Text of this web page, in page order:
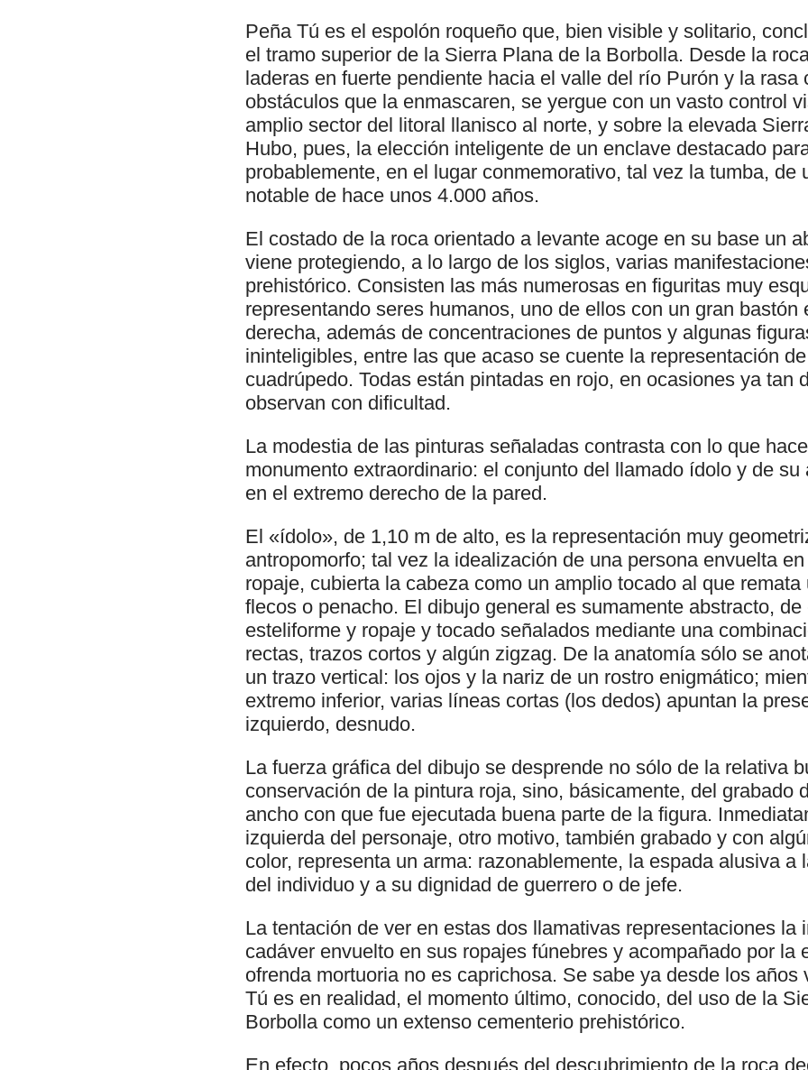
Peña Tú es el espolón roqueño que, bien visible y solitario,
el tramo superior de la Sierra Plana de la Borbolla. Desde la
laderas en fuerte pendiente hacia el valle del río Purón y la rasa
obstáculos que la enmascaren, se yergue con un vasto control
amplio sector del litoral llanisco al norte, y sobre la elevada
Hubo, pues, la elección inteligente de un enclave destacado
probablemente, en el lugar conmemorativo, tal vez la tumba, de
notable de hace unos 4.000 años.
El costado de la roca orientado a levante acoge en su base un
viene protegiendo, a lo largo de los siglos, varias
prehistórico. Consisten las más numerosas en figuritas muy
representando seres humanos, uno de ellos con un gran bastón
derecha, además de concentraciones de puntos y algunas
ininteligibles, entre las que acaso se cuente la representación
cuadrúpedo. Todas están pintadas en rojo, en ocasiones ya tan
observan con dificultad.
La modestia de las pinturas señaladas contrasta con lo que
monumento extraordinario: el conjunto del llamado ídolo y de su
en el extremo derecho de la pared.
El «ídolo», de 1,10 m de alto, es la representación muy
antropomorfo; tal vez la idealización de una persona envuelta
ropaje, cubierta la cabeza como un amplio tocado al que
flecos o penacho. El dibujo general es sumamente abstracto, de
esteliforme y ropaje y tocado señalados mediante una
rectas, trazos cortos y algún zigzag. De la anatomía sólo se
un trazo vertical: los ojos y la nariz de un rostro enigmático;
extremo inferior, varias líneas cortas (los dedos) apuntan la
izquierdo, desnudo.
La fuerza gráfica del dibujo se desprende no sólo de la relativa
conservación de la pintura roja, sino, básicamente, del grabado
ancho con que fue ejecutada buena parte de la figura.
izquierda del personaje, otro motivo, también grabado y con
color, representa un arma: razonablemente, la espada alusiva a
del individuo y a su dignidad de guerrero o de jefe.
La tentación de ver en estas dos llamativas representaciones la
cadáver envuelto en sus ropajes fúnebres y acompañado por la
ofrenda mortuoria no es caprichosa. Se sabe ya desde los años
Tú es en realidad, el momento último, conocido, del uso de la
Borbolla como un extenso cementerio prehistórico.
En efecto, pocos años después del descubrimiento de la roca